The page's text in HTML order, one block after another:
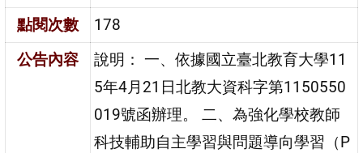
點閱次數
178
公告內容
說明： 一、依據國立臺北教育大學11
5年4月21日北教大資科字第1150550
019號函辦理。 二、為強化學校教師
科技輔助自主學習與問題導向學習（P